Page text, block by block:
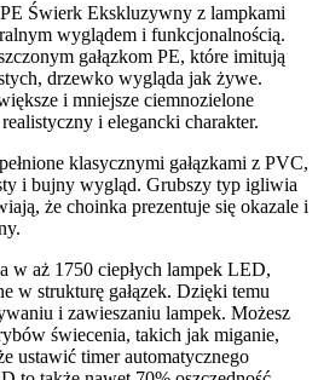
Świerk Ekskluzywny z lampkami
wyglądem i funkcjonalnością.
gałązkom PE, które imitują
drzewko wygląda jak żywe.
i mniejsze ciemnozielone
i elegancki charakter.
klasycznymi gałązkami z PVC,
i bujny wygląd. Grubszy typ igliwia
że choinka prezentuje się okazale i
w aż 1750 ciepłych lampek LED,
w strukturę gałązek. Dzięki temu
i zawieszaniu lampek. Możesz
świecenia, takich jak miganie,
ustawić timer automatycznego